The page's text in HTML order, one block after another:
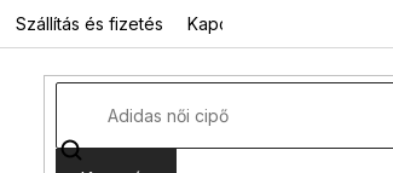
Szállítás és fizetés Kapcsolat